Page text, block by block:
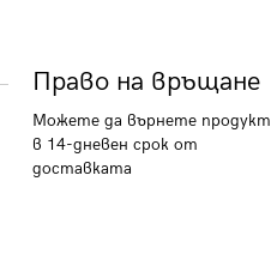
Право на връщане
Можете да върнете продукт
в 14-дневен срок от
доставката